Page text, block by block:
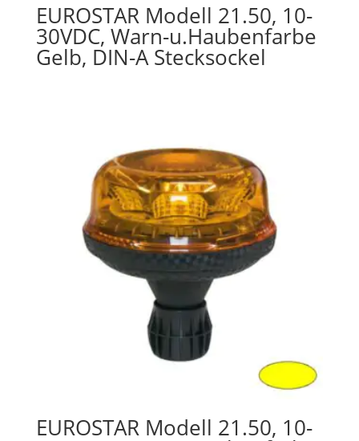
EUROSTAR Modell 21.50, 10-
30VDC, Warn-u.Haubenfarbe
Gelb, DIN-A Stecksockel
EUROSTAR Modell 21.50, 10-